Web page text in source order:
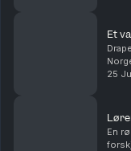
Et
25
En